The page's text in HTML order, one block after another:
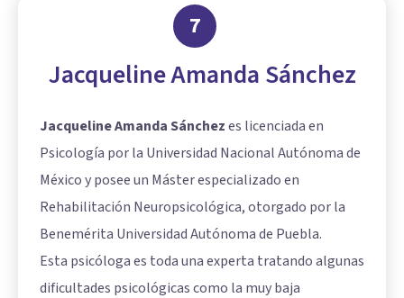
7
Jacqueline Amanda Sánchez
Jacqueline Amanda Sánchezes licenciada en
Psicología por la Universidad Nacional Autónoma de
México y posee un Máster especializado en
Rehabilitación Neuropsicológica, otorgado por la
Benemérita Universidad Autónoma de Puebla.
Esta psicóloga es toda una experta tratando algunas
dificultades psicológicas como la muy baja